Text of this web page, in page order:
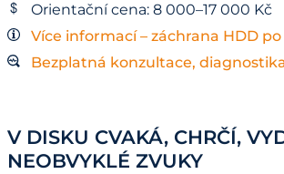
Orientační cena: 8 000–17 000 Kč
Více informací – záchrana HDD
Bezplatná konzultace,
V DISKU CVAKÁ, CHRČÍ,
NEOBVYKLÉ ZVUKY